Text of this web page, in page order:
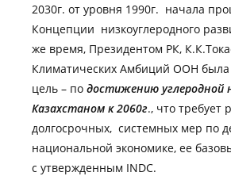
2030г. от уровня 1990г. начала
Концепции низкоуглеродного
же время, Президентом РК,
Климатических Амбиций ООН была
цель – по достижению углеродной
Казахстаном к 2060г., что требует
долгосрочных, системных мер по
национальной экономике, ее
с утвержденным INDC.